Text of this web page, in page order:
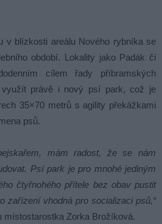
v blízkosti areálu Nového rybníka se
období. Lokality jako Padák či
cílem řady příbramských
využít právě i nový psí park, což je
35×70 metrů s agility překážkami
psů.
mám radost, že se nám
Psí park je pro mnohé jediným
čtyřnohého přítele bez obav pustit
zařízení vhodná pro socializaci psů,“
místostarostka Zorka Brožíková.